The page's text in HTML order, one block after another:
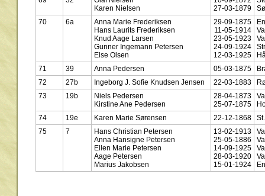
Karen Nielsen
27-03-1879
70
6a
Anna Marie Frederiksen
Hans Laurits Frederiksen
Knud Aage Larsen
Gunner Ingemann Petersen
Else Olsen
29-09-1875
11-05-1914
23-05-1923
24-09-1924
12-03-1925
71
39 Anna Pedersen 05-03-1875
72
27b Ingeborg J. Sofie Knudsen Jensen 22-03-1883
73
19b
Niels Pedersen
Kirstine Ane Pedersen
28-04-1873
25-07-1875
74
19e Karen Marie Sørensen 22-12-1868
75
7
Hans Christian Petersen
Anna Hansigne Petersen
Ellen Marie Petersen
Aage Petersen
Marius Jakobsen
13-02-1913
25-05-1886
14-09-1925
28-03-1920
15-01-1924